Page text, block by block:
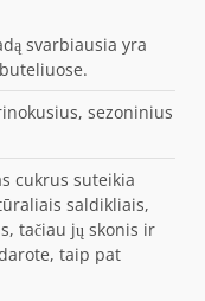
svarbiausia yra
sezoninius
cukrus suteikia
saldikliais,
tačiau jų skonis ir
taip pat